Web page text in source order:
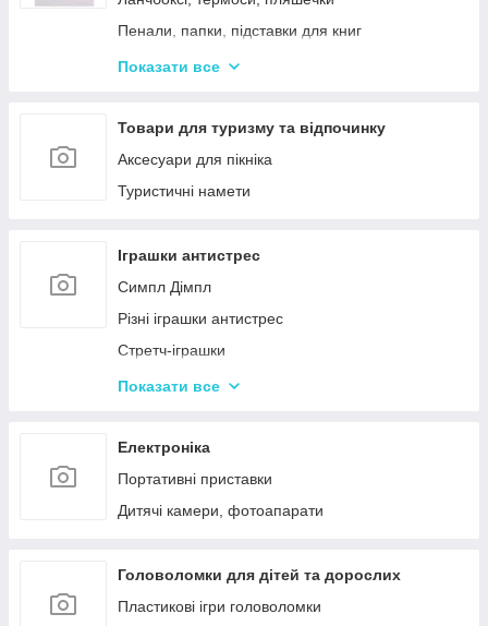
Пенали, папки, підставки для книг
Фарбі, пензлики, альбоми
Зошити, блокноти, щоденники, обкладинки
Наклейки, стікери, закладки
Кольоровий папір, картон, клей
Циркулі, лінійки, трафарети
Художні аксесуари та інструменти
Показати все
Товари для туризму та відпочинку
Аксесуари для пікніка
Туристичні намети
Іграшки антистрес
Симпл Дімпл
Різні іграшки антистрес
Стретч-іграшки
Іграшки Pop it
Показати все
Електроніка
Портативні приставки
Дитячі камери, фотоапарати
Головоломки для дітей та дорослих
Пластикові ігри головоломки